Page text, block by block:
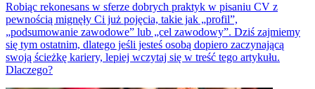
Robiąc rekonesans w sferze dobrych praktyk w pisaniu CV z
pewnością mignęły Ci już pojęcia, takie jak „profil”,
„podsumowanie zawodowe” lub „cel zawodowy”. Dziś zajmiemy
się tym ostatnim, dlatego jeśli jesteś osobą dopiero zaczynającą
swoją ścieżkę kariery, lepiej wczytaj się w treść tego artykułu.
Dlaczego?